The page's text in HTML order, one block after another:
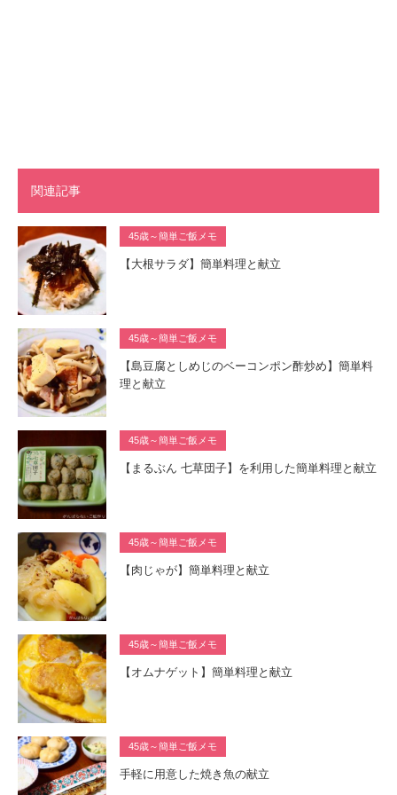
関連記事
45歳～簡単ご飯メモ
【大根サラダ】簡単料理と献立
45歳～簡単ご飯メモ
【島豆腐としめじのベーコンポン酢炒め】簡単料
理と献立
45歳～簡単ご飯メモ
【まるぶん 七草団子】を利用した簡単料理と献立
45歳～簡単ご飯メモ
【肉じゃが】簡単料理と献立
45歳～簡単ご飯メモ
【オムナゲット】簡単料理と献立
45歳～簡単ご飯メモ
手軽に用意した焼き魚の献立